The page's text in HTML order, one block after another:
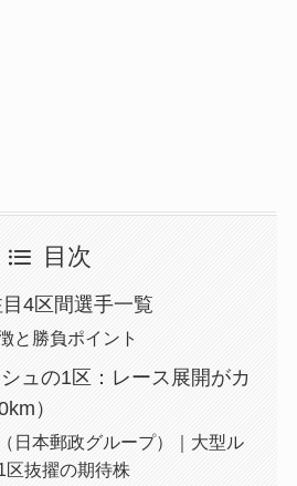
目次
4区間選手一覧
と勝負ポイント
ュの1区：レース展開がカ
）
日本郵政グループ）｜大型ル
区抜擢の期待株